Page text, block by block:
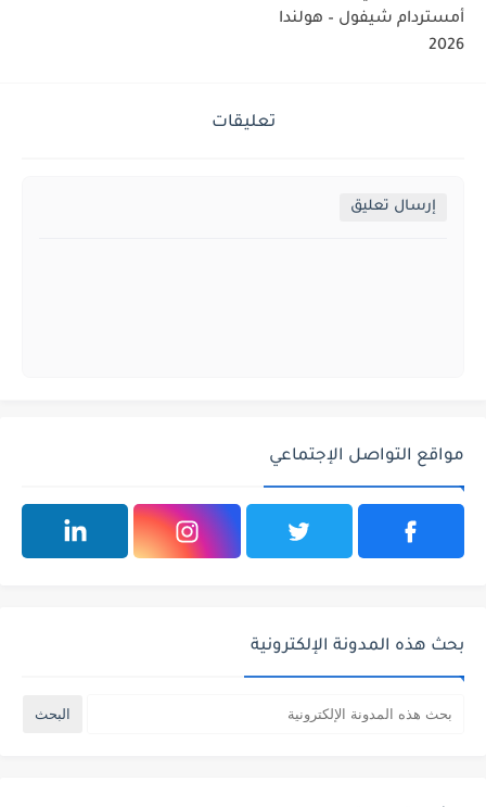
أمستردام شيفول – هولندا
2026
تعليقات
إرسال تعليق
مواقع التواصل الإجتماعي
بحث هذه المدونة الإلكترونية